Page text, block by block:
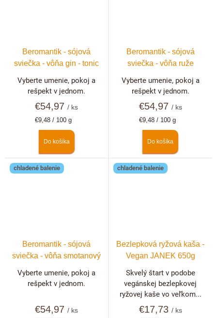
Beromantik - sójová
sviečka - vôňa gin - tonic
€54,97/ ks
Jednotková
€9,48 / 100 g
Do košíka
Vyberte umenie, pokoj a
rešpekt v jednom.
Beromantik - sójová
sviečka - vôňa ruže
€54,97 / ks
Jednotková
€9,48 / 100 g
Do košíka
Vyberte umenie, pokoj a
rešpekt v jednom.
chladené balenie
Beromantik - sójová
sviečka - vôňa smotanový
€54,97/ ks
Vyberte umenie, pokoj a
rešpekt v jednom.
chladené balenie
Bezlepková ryžová kaša -
Vegan JANEK 650g
€17,73 / ks
Skvelý štart v podobe
vegánskej bezlepkovej
ryžovej kaše vo veľkom...